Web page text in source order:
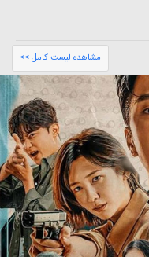
مشاهده لیست کامل >>